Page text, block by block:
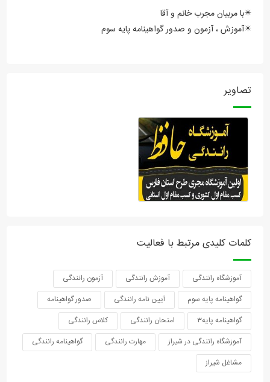
✴️با مربیان مجرب خانم و آقا
✴️آموزش ، آزمون و صدور گواهینامه پایه سوم
تصاویر
کلمات کلیدی مرتبط با فعالیت
آموزشگاه رانندگی آموزش رانندگی
آزمون رانندگی
گواهینامه پایه سوم
آیین نامه رانندگی
صدور گواهینامه
گواهینامه پایه۳
امتحان رانندگی
کلاس رانندگی
آموزشگاه رانندگی در شیراز
مهارت رانندگی
گواهینامه رانندگی
مشاغل شیراز